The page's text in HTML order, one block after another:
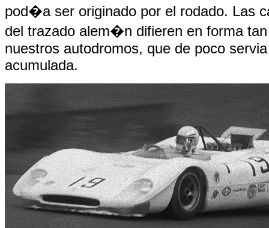
pod�a ser originado por el rodado. Las
del trazado alem�n difieren en forma
nuestros autodromos, que de poco
acumulada.